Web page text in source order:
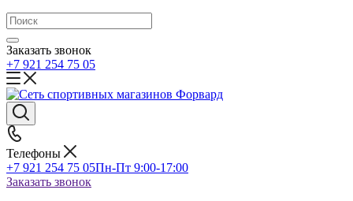
Заказать звонок
+7 921 254 75 05
Телефоны
+7 921 254 75 05Пн-Пт 9:00-17:00
Заказать звонок